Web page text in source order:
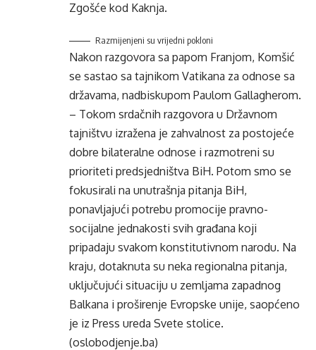
Zgošće kod Kaknja.
Razmijenjeni su vrijedni pokloni
Nakon razgovora sa papom Franjom, Komšić
se sastao sa tajnikom Vatikana za odnose sa
državama, nadbiskupom Paulom Gallagherom.
– Tokom srdačnih razgovora u Državnom
tajništvu izražena je zahvalnost za postojeće
dobre bilateralne odnose i razmotreni su
prioriteti predsjedništva BiH. Potom smo se
fokusirali na unutrašnja pitanja BiH,
ponavljajući potrebu promocije pravno-
socijalne jednakosti svih građana koji
pripadaju svakom konstitutivnom narodu. Na
kraju, dotaknuta su neka regionalna pitanja,
uključujući situaciju u zemljama zapadnog
Balkana i proširenje Evropske unije, saopćeno
je iz Press ureda Svete stolice.
(oslobodjenje.ba)